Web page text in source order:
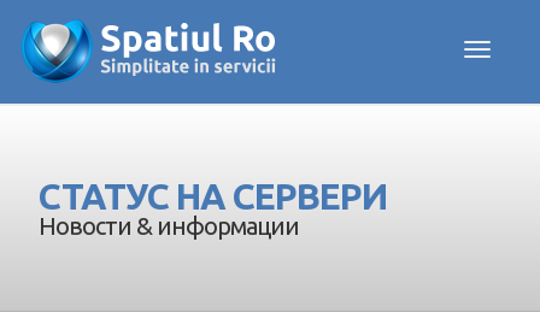
Toggle
СТАТУС НА СЕРВЕРИ
Новости & информации